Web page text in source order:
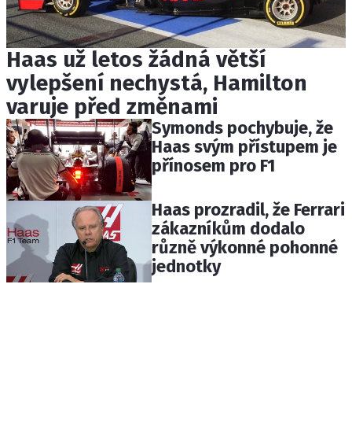
Haas už letos žádná větší
vylepšení nechystá, Hamilton
varuje před změnami
Symonds pochybuje, že
Haas svým přístupem je
přínosem pro F1
Haas prozradil, že Ferrari
zákazníkům dodalo
různě výkonné pohonné
jednotky